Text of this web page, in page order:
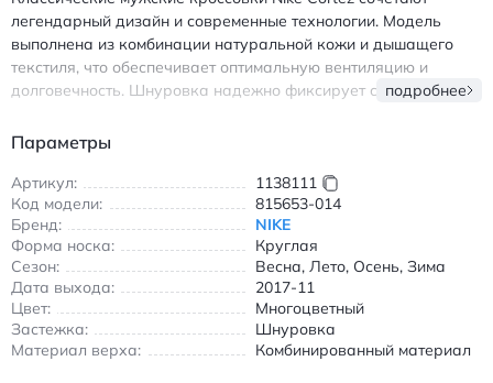
легендарный дизайн и современные технологии. Модель
выполнена из комбинации натуральной кожи и дышащего
текстиля, что обеспечивает оптимальную вентиляцию и
долговечность. Шнуровка надежно фиксирует стопу, а
гарантирует комфорт при ходьбе в любых условиях. Круглый
движений. Универсальный черно-белый цвет с синими
акцентами легко сочетается с повседневной одеждой, делая
обувь идеальным выбором для прогулок, тренировок и
городских походов. Подходит для всех сезонов благодаря
сбалансированной конструкции. Найк Кортец мужские
кроссовки с амортизацией и противоскользящей подошвой
черно-белые с синим
подробнее
Параметры
Артикул:
1138111
Код модели:
815653-014
Бренд:
NIKE
Форма носка:
Круглая
Сезон:
Весна, Лето, Осень, Зима
Дата выхода:
2017-11
Цвет:
Многоцветный
Застежка:
Шнуровка
Материал верха:
Комбинированный материал